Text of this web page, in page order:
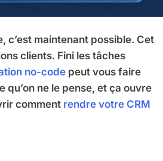
c’est maintenant possible. Cet
clients. Fini les tâches
no-codepeut vous faire
ne le pense, et ça ouvre
comment rendre votre CRM